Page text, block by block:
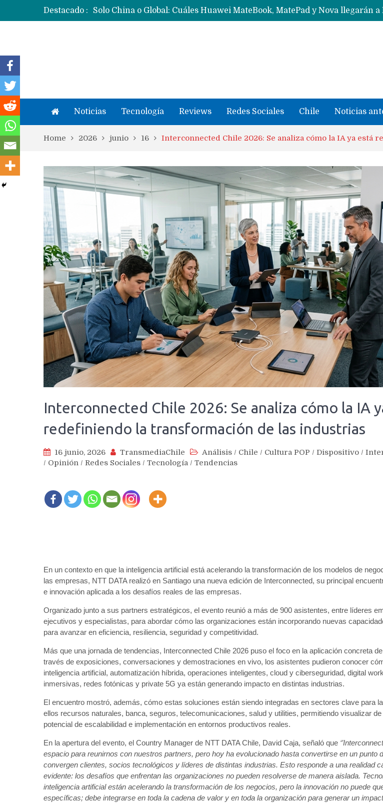
Destacado :
Noticias Tecnología Reviews Redes Sociales Chile Noticias
Home 2026 junio 16 Interconnected Chile 2026: Se analiza cómo la IA ya
Interconnected Chile 2026: Se analiza cómo la IA
redefiniendo la transformación de las industrias
16 junio, 2026 TransmediaChile Análisis / Chile / Cultura POP / Dispositivo /
/ Opinión / Redes Sociales / Tecnología / Tendencias
En un contexto en que la inteligencia artificial está acelerando la transformación de los modelos de
las empresas, NTT DATA realizó en Santiago una nueva edición de Interconnected, su principal
e innovación aplicada a los desafíos reales de las empresas.
Organizado junto a sus partners estratégicos, el evento reunió a más de 900 asistentes, entre líderes
ejecutivos y especialistas, para abordar cómo las organizaciones están incorporando nuevas
para avanzar en eficiencia, resiliencia, seguridad y competitividad.
Más que una jornada de tendencias, Interconnected Chile 2026 puso el foco en la aplicación concreta
través de exposiciones, conversaciones y demostraciones en vivo, los asistentes pudieron conocer
inteligencia artificial, automatización híbrida, operaciones inteligentes, cloud y ciberseguridad, digital
inmersivas, redes fotónicas y private 5G ya están generando impacto en distintas industrias.
El encuentro mostró, además, cómo estas soluciones están siendo integradas en sectores clave para
ellos recursos naturales, banca, seguros, telecomunicaciones, salud y utilities, permitiendo visualizar
potencial de escalabilidad e implementación en entornos productivos reales.
En la apertura del evento, el Country Manager de NTT DATA Chile, David Caja, señaló que ‘’
espacio para reunirnos con nuestros partners, pero hoy ha evolucionado hasta convertirse en un punto
convergen clientes, socios tecnológicos y líderes de distintas industrias. Esto responde a una realidad
evidente: los desafíos que enfrentan las organizaciones no pueden resolverse de manera aislada.
inteligencia artificial están acelerando la transformación de los negocios, pero la innovación no puede
específicas; debe integrarse en toda la cadena de valor y en toda la organización para generar un